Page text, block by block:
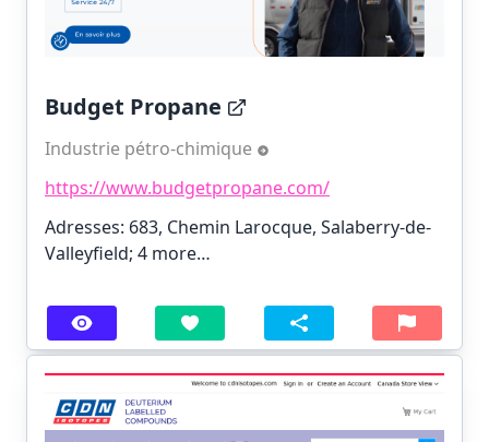
Budget Propane
Industrie pétro-chimique
https://www.budgetpropane.com/
Adresses: 683, Chemin Larocque, Salaberry-de-
Valleyfield; 4 more…